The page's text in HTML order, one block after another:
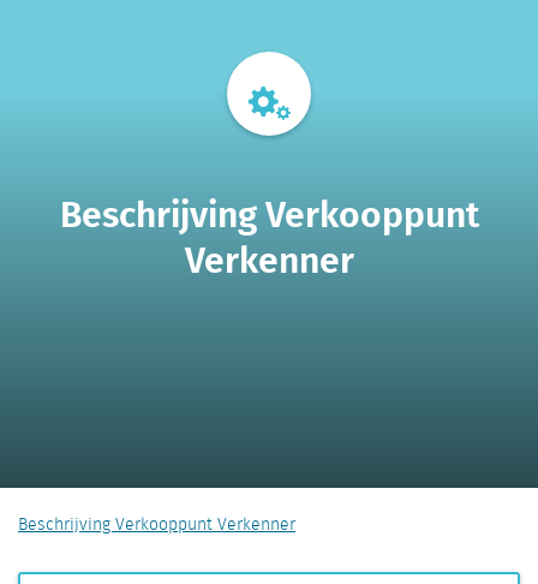
Beschrijving Verkooppunt
Verkenner
Beschrijving Verkooppunt Verkenner